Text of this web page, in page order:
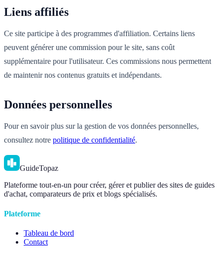
Liens affiliés
Ce site participe à des programmes d'affiliation. Certains liens
peuvent générer une commission pour le site, sans coût
supplémentaire pour l'utilisateur. Ces commissions nous permettent
de maintenir nos contenus gratuits et indépendants.
Données personnelles
Pour en savoir plus sur la gestion de vos données personnelles,
consultez notre politique de confidentialité.
GuideTopaz
Plateforme tout-en-un pour créer, gérer et publier des sites de guides
d'achat, comparateurs de prix et blogs spécialisés.
Plateforme
Tableau de bord
Contact